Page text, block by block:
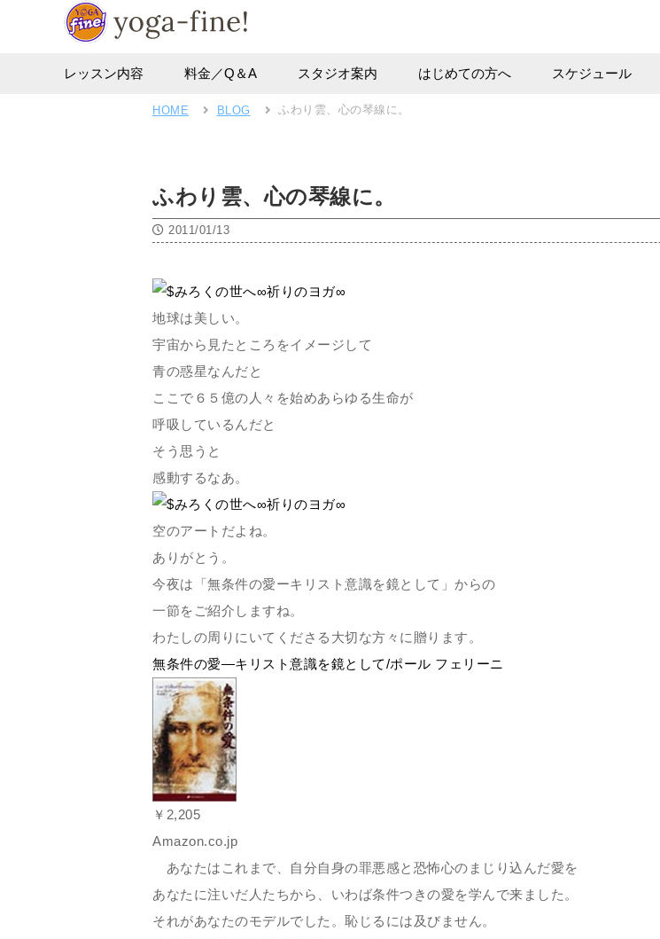
レッスン内容 料金／Q＆A スタジオ案内 はじめての方へ スケジュール
HOME BLOG ふわり雲、心の琴線に。
ふわり雲、心の琴線に。
2011/01/13
地球は美しい。
宇宙から見たところをイメージして
青の惑星なんだと
ここで６５億の人々を始めあらゆる生命が
呼吸しているんだと
そう思うと
感動するなあ。
空のアートだよね。
ありがとう。
今夜は「無条件の愛ーキリスト意識を鏡として」からの
一節をご紹介しますね。
わたしの周りにいてくださる大切な方々に贈ります。
無条件の愛―キリスト意識を鏡として/ポール フェリーニ
￥2,205
Amazon.co.jp
あなたはこれまで、自分自身の罪悪感と恐怖心のまじり込んだ愛を
あなたに注いだ人たちから、いわば条件つきの愛を学んで来ました。
それがあなたのモデルでした。恥じるには及びません。